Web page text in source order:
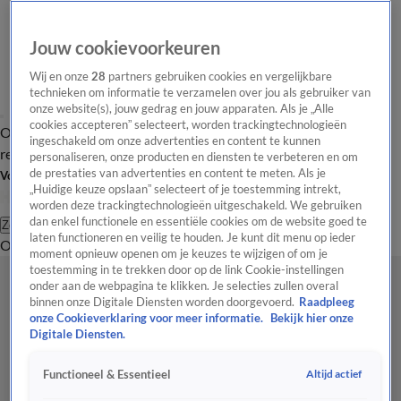
Overzicht Laatste nieuws Regionieuws Het beste van Hart
Tip de
redactie
Volg Hart van Nederland
Zoeken
OverzichtRegioUitzendingenWeerTip de redactiePanelVideo's
Jouw cookievoorkeuren
Wij en onze28 partners gebruiken cookies en vergelijkbare
technieken om informatie te verzamelen over jou als gebruiker van
onze website(s), jouw gedrag en jouw apparaten. Als je „Alle
cookies accepteren” selecteert, worden trackingtechnologieën
ingeschakeld om onze advertenties en content te kunnen
personaliseren, onze producten en diensten te verbeteren en om
de prestaties van advertenties en content te meten. Als je
„Huidige keuze opslaan” selecteert of je toestemming intrekt,
worden deze trackingtechnologieën uitgeschakeld. We gebruiken
dan enkel functionele en essentiële cookies om de website goed te
laten functioneren en veilig te houden. Je kunt dit menu op ieder
moment opnieuw openen om je keuzes te wijzigen of om je
toestemming in te trekken door op de link Cookie-instellingen
onder aan de webpagina te klikken. Je selecties zullen overal
binnen onze Digitale Diensten worden doorgevoerd. Raadpleeg
onze Cookieverklaring voor meer informatie.
Bekijk hier onze
Digitale Diensten.
Functioneel & Essentieel Altijd actief